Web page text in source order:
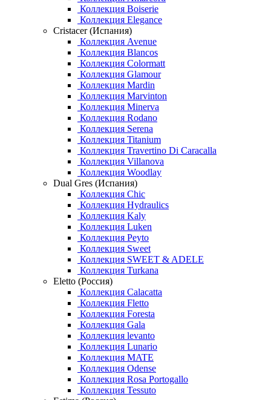
Коллекция Boiserie
Коллекция Elegance
Cristacer (Испания)
Коллекция Avenue
Коллекция Blancos
Коллекция Colormatt
Коллекция Glamour
Коллекция Mardin
Коллекция Marvinton
Коллекция Minerva
Коллекция Rodano
Коллекция Serena
Коллекция Titanium
Коллекция Travertino Di Caracalla
Коллекция Villanova
Коллекция Woodlay
Dual Gres (Испания)
Коллекция Chic
Коллекция Hydraulics
Коллекция Kaly
Коллекция Luken
Коллекция Peyto
Коллекция Sweet
Коллекция SWEET & ADELE
Коллекция Turkana
Eletto (Россия)
Коллекция Calacatta
Коллекция Fletto
Коллекция Foresta
Коллекция Gala
Коллекция levanto
Коллекция Lunario
Коллекция MATE
Коллекция Odense
Коллекция Rosa Portogallo
Коллекция Tessuto